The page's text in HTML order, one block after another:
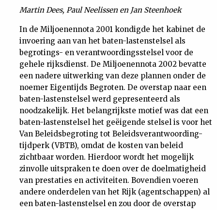
Tuchtrecht
Magazine
Podcast
Dossiers
Nieuwsbrief
Contact
Martin Dees, Paul Neelissen en Jan Steenhoek
In de Miljoenennota 2001 kondigde het kabinet de
invoering aan van het baten-lastenstelsel als
begrotings- en verantwoordingsstelsel voor de
gehele rijksdienst. De Miljoenennota 2002 bevatte
een nadere uitwerking van deze plannen onder de
noemer Eigentijds Begroten. De overstap naar een
baten-lastenstelsel werd gepresenteerd als
noodzakelijk. Het belangrijkste motief was dat een
baten-lastenstelsel het geëigende stelsel is voor het
Van Beleidsbegroting tot Beleidsverantwoording-
tijdperk (VBTB), omdat de kosten van beleid
zichtbaar worden. Hierdoor wordt het mogelijk
zinvolle uitspraken te doen over de doelmatigheid
van prestaties en activiteiten. Bovendien voeren
andere onderdelen van het Rijk (agentschappen) al
een baten-lastenstelsel en zou door de overstap